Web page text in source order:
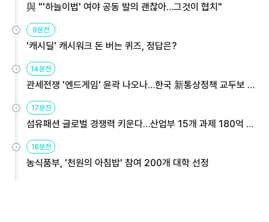
與 "'하늘이법' 여야 공동 발의 괜찮아…그것이 협치"
9분전
'캐시딜' 캐시워크 돈 버는 퀴즈, 정답은?
14분전
관세전쟁 '엔드게임' 윤곽 나오나…한국 新통상정책 교두보 활
용해야
17분전
섬유패션 글로벌 경쟁력 키운다…산업부 15개 과제 180억 지
원
18분전
농식품부, '천원의 아침밥' 참여 200개 대학 선정